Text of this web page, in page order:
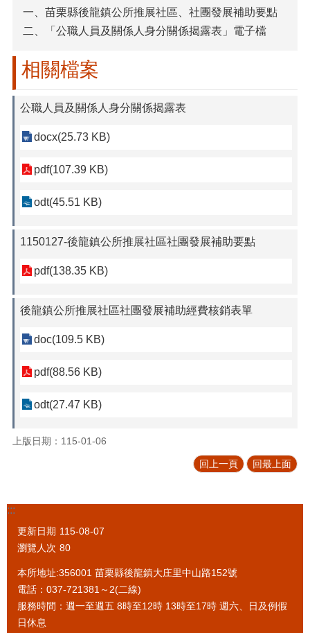
一、苗栗縣後龍鎮公所推展社區、社團發展補助要點
二、「公職人員及關係人身分關係揭露表」電子檔
相關檔案
公職人員及關係人身分關係揭露表
docx(25.73 KB)
pdf(107.39 KB)
odt(45.51 KB)
1150127-後龍鎮公所推展社區社團發展補助要點
pdf(138.35 KB)
後龍鎮公所推展社區社團發展補助經費核銷表單
doc(109.5 KB)
pdf(88.56 KB)
odt(27.47 KB)
上版日期：115-01-06
回上一頁 回最上面
:::
更新日期 115-08-07
瀏覽人次 80
本所地址:356001 苗栗縣後龍鎮大庄里中山路152號
電話：037-721381～2(二線)
服務時間：週一至週五 8時至12時 13時至17時 週六、日及例假
日休息